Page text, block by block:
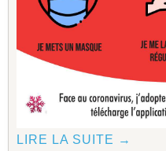
LIRE LA SUITE →